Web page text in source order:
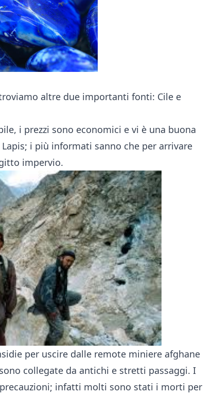
altre due importanti fonti: Cile e
i prezzi sono economici e vi è una buona
i più informati sanno che per arrivare
impervio.
per uscire dalle remote miniere afghane
collegate da antichi e stretti passaggi. I
infatti molti sono stati i morti per